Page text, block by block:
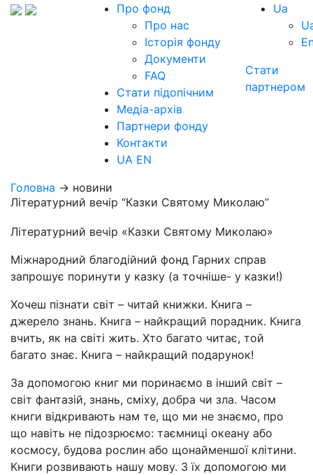
Про фонд
Про нас
Історія фонду
Документи
FAQ
Стати підопічним
Медіа-архів
Партнери фонду
Контакти
UA EN
Ua
Стати
партнером
Головна → новини
Літературний вечір “Казки Святому Миколаю”
Літературний вечір «Казки Святому Миколаю»
Міжнародний благодійний фонд Гарних справ
запрошує поринути у казку (а точніше- у казки!)
Хочеш пізнати світ – читай книжки. Книга –
джерело знань. Книга – найкращий порадник. Книга
вчить, як на світі жить. Хто багато читає, той
багато знає. Книга – найкращий подарунок!
За допомогою книг ми поринаємо в інший світ –
світ фантазій, знань, сміху, добра чи зла. Часом
книги відкривають нам те, що ми не знаємо, про
що навіть не підозрюємо: таємниці океану або
космосу, будова рослин або щонайменшої клітини.
Книги розвивають нашу мову. З їх допомогою ми